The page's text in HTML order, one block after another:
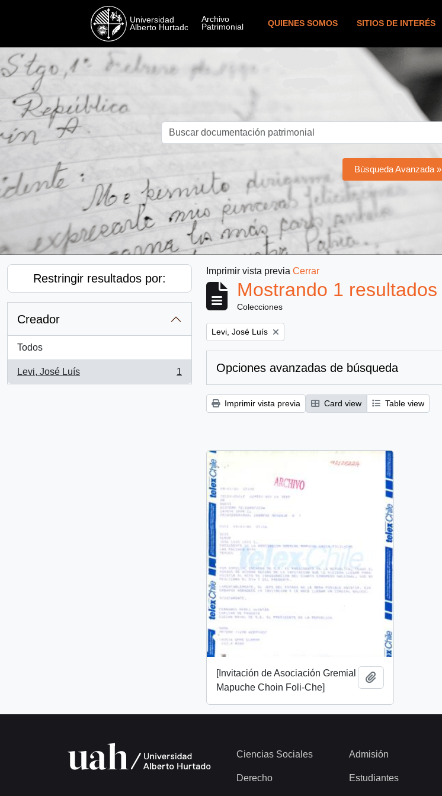
QUIENES SOMOS SITIOS DE INTERÉS
Búsqueda Avanzada »
Restringir resultados por:
Creador
Todos
Levi, José Luís
, 1 resultados
1
Imprimir vista previa Cerrar
Mostrando 1 resultados
Colecciones
Remove filter:
Levi, José Luís
Opciones avanzadas de búsqueda
Imprimir vista previa Card view Table view
[Invitación de Asociación Gremial
Mapuche Choin Foli-Che]
Ciencias Sociales
Derecho
Admisión
Estudiantes